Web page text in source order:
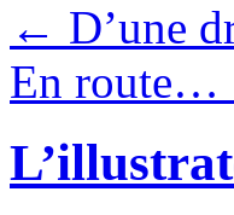
← D’une
En route…